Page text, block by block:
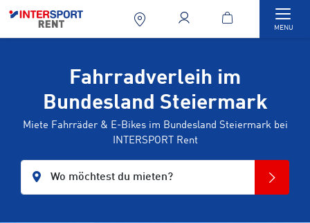
MENU
Fahrradverleih im
Bundesland Steiermark
Miete Fahrräder & E-Bikes im Bundesland Steiermark bei
INTERSPORT Rent
Wo möchtest du mieten?